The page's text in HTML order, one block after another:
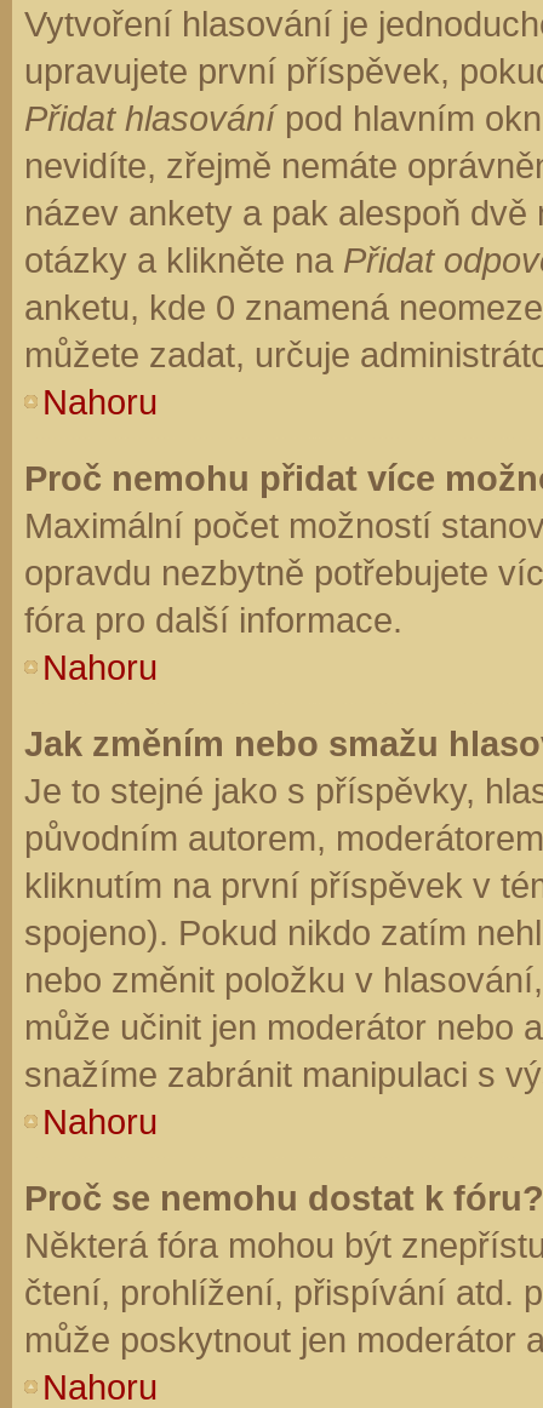
Vytvoření hlasování je
upravujete první příspěvek,
Přidat hlasovánípod hlavním
nevidíte, zřejmě nemáte
název ankety a pak alespoň
otázky a klikněte na Přidat
anketu, kde 0 znamená
můžete zadat, určuje
Nahoru
Proč nemohu přidat více
Maximální počet možností
opravdu nezbytně potřebujete
fóra pro další informace.
Nahoru
Jak změním nebo smažu
Je to stejné jako s příspěvky,
původním autorem,
kliknutím na první příspěvek v
spojeno). Pokud nikdo zatím
nebo změnit položku v
může učinit jen moderátor nebo
snažíme zabránit manipulaci s
Nahoru
Proč se nemohu dostat k fóru?
Některá fóra mohou být
čtení, prohlížení, přispívání atd.
může poskytnout jen moderátor
Nahoru